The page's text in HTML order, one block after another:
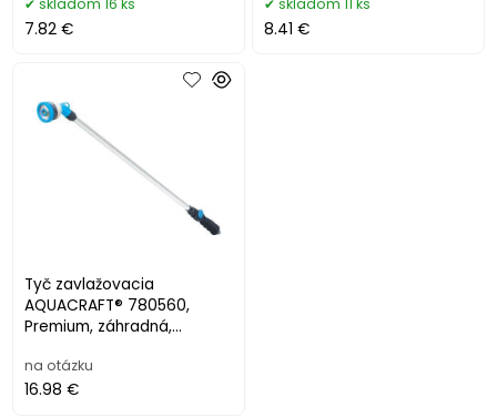
skladom 16 ks
7.82 €
skladom 11 ks
8.41 €
Tyč zavlažovacia
AQUACRAFT® 780560,
Premium, záhradná,
sprchovacia
na otázku
16.98 €